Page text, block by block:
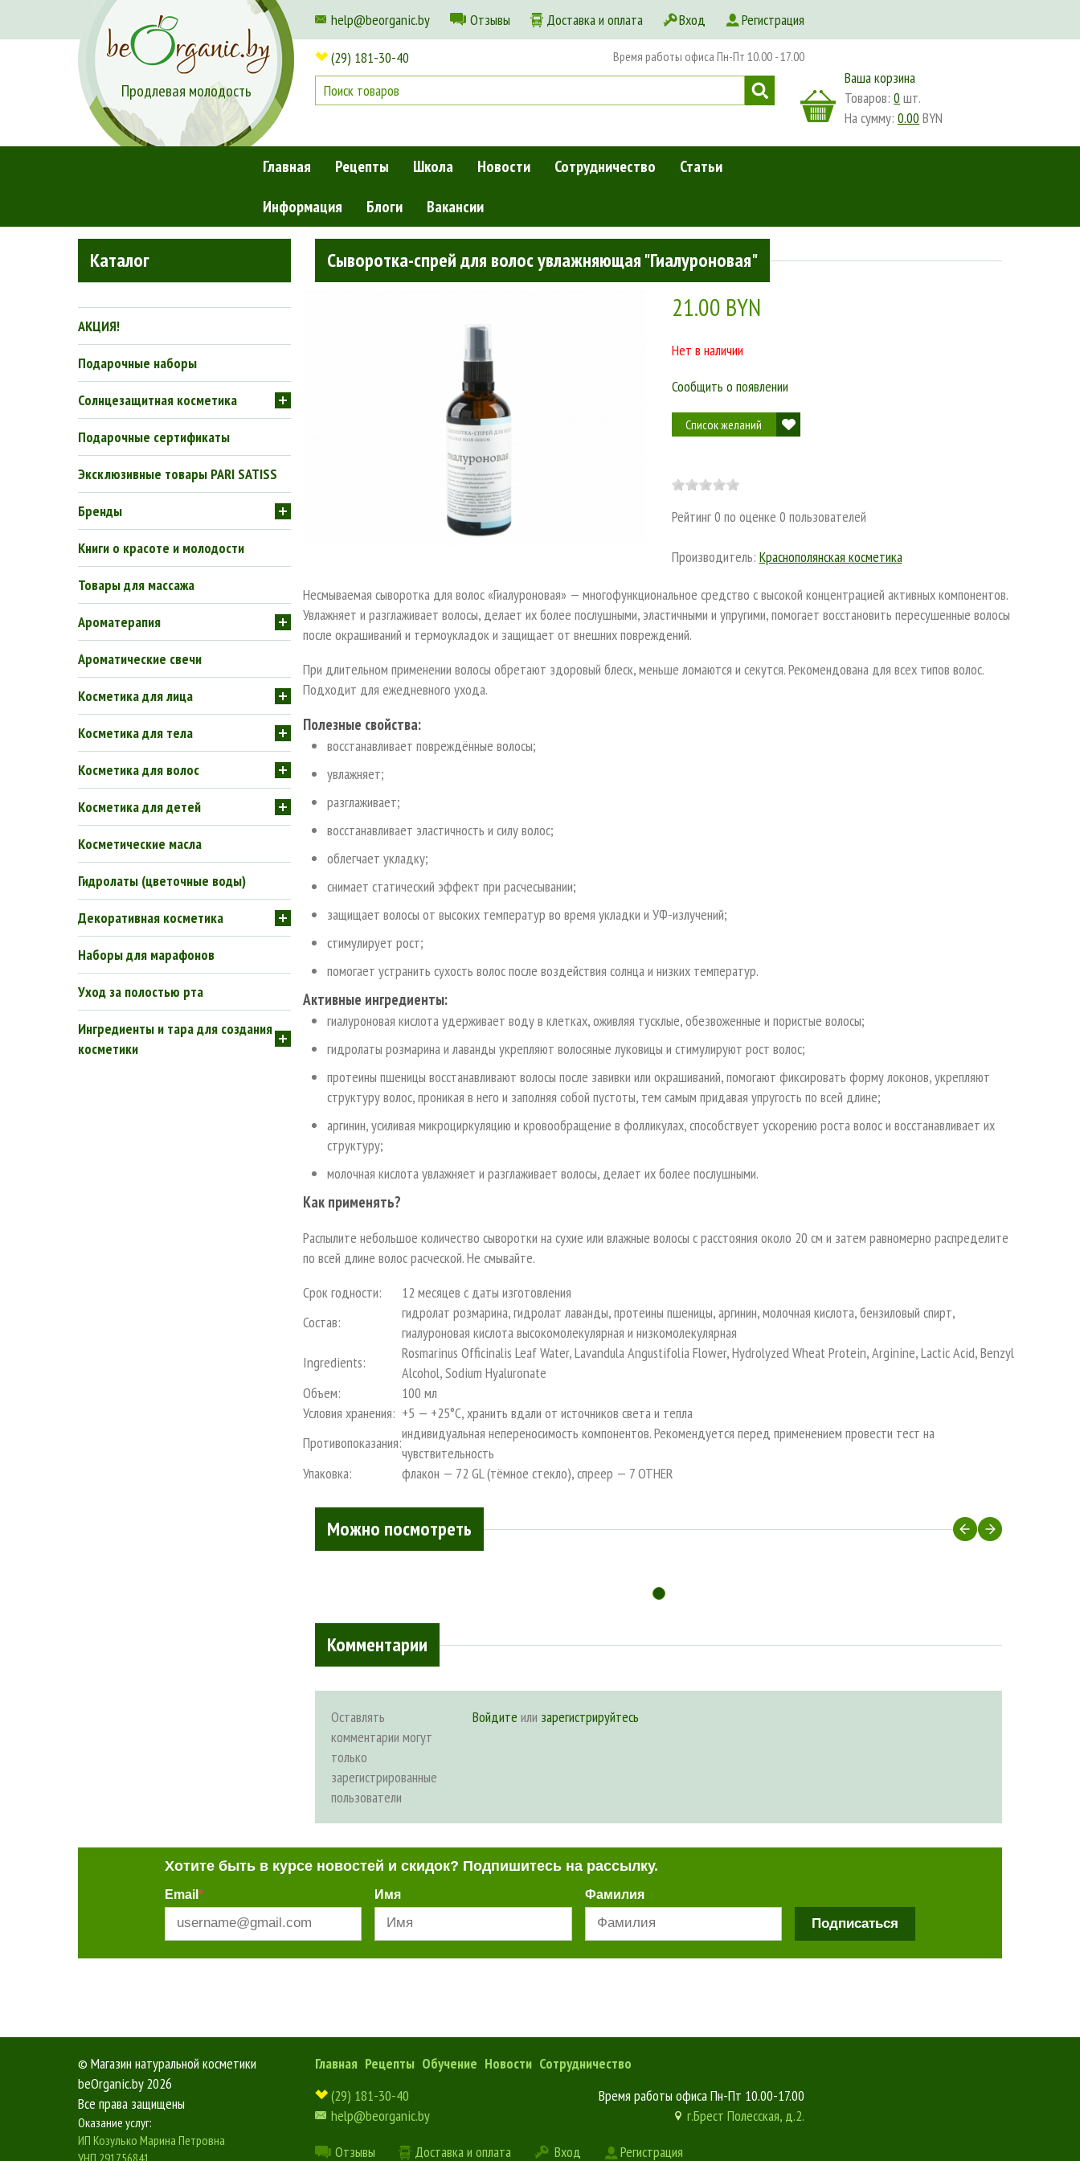
help@beorganic.by Отзывы Доставка и оплата Вход Регистрация
Продлевая молодость
(29) 181-30-40 Время работы офиса Пн-Пт 10.00 - 17.00
Ваша корзина
Товаров:0 шт.
На сумму:0.00 BYN
Главная Рецепты Школа Новости Сотрудничество
Статьи
Информация
Блоги Вакансии
Натуральные бальзамы и кондиционеры для волос
Каталог
АКЦИЯ!
Подарочные наборы
Солнцезащитная косметика
Подарочные сертификаты
Эксклюзивные товары PARI SATISS
Бренды
Книги о красоте и молодости
Товары для массажа
Ароматерапия
Ароматические свечи
Косметика для лица
Косметика для тела
Косметика для волос
Косметика для детей
Косметические масла
Гидролаты (цветочные воды)
Декоративная косметика
Наборы для марафонов
Уход за полостью рта
Ингредиенты и тара для создания
косметики
Сыворотка-спрей для волос увлажняющая "Гиалуроновая"
21.00 BYN
Нет в наличии
Сообщить о появлении
Список желаний
Рейтинг0 по оценке 0 пользователей
Производитель: Краснополянская косметика
Несмываемая сыворотка для волос «Гиалуроновая» — многофункциональное средство с высокой концентрацией активных компонентов.
Увлажняет и разглаживает волосы, делает их более послушными, эластичными и упругими, помогает восстановить пересушенные волосы
после окрашиваний и термоукладок и защищает от внешних повреждений.
При длительном применении волосы обретают здоровый блеск, меньше ломаются и секутся. Рекомендована для всех типов волос.
Подходит для ежедневного ухода.
Полезные свойства:
восстанавливает повреждённые волосы;
увлажняет;
разглаживает;
восстанавливает эластичность и силу волос;
облегчает укладку;
снимает статический эффект при расчесывании;
защищает волосы от высоких температур во время укладки и УФ-излучений;
стимулирует рост;
помогает устранить сухость волос после воздействия солнца и низких температур.
Активные ингредиенты:
гиалуроновая кислота удерживает воду в клетках, оживляя тусклые, обезвоженные и пористые волосы;
гидролаты розмарина и лаванды укрепляют волосяные луковицы и стимулируют рост волос;
протеины пшеницы восстанавливают волосы после завивки или окрашиваний, помогают фиксировать форму локонов, укрепляют
структуру волос, проникая в него и заполняя собой пустоты, тем самым придавая упругость по всей длине;
аргинин, усиливая микроциркуляцию и кровообращение в фолликулах, способствует ускорению роста волос и восстанавливает их
структуру;
молочная кислота увлажняет и разглаживает волосы, делает их более послушными.
Как применять?
Распылите небольшое количество сыворотки на сухие или влажные волосы с расстояния около 20 см и затем равномерно распределите
по всей длине волос расческой. Не смывайте.
Срок годности:
12 месяцев с даты изготовления
Состав:
гидролат розмарина, гидролат лаванды, протеины пшеницы, аргинин, молочная кислота, бензиловый спирт,
гиалуроновая кислота высокомолекулярная и низкомолекулярная
Ingredients:
Rosmarinus Officinalis Leaf Water, Lavandula Angustifolia Flower, Hydrolyzed Wheat Protein, Arginine, Lactic Acid, Benzyl
Alcohol, Sodium Hyaluronate
Объем:
100 мл
Условия хранения: +5 — +25°С, хранить вдали от источников света и тепла
Противопоказания:
индивидуальная непереносимость компонентов. Рекомендуется перед применением провести тест на
чувствительность
Упаковка:
флакон — 72 GL (тёмное стекло), спреер — 7 OTHER
Можно посмотреть
Комментарии
Оставлять
комментарии могут
только
зарегистрированные
пользователи
Войдите или зарегистрируйтесь
Хотите быть в курсе новостей и скидок? Подпишитесь на рассылку.
Email * Имя Фамилия
Подписаться
© Магазин натуральной косметики
beOrganic.by2026
Все права защищены
Оказание услуг:
ИП Козулько Марина Петровна
УНП 291756841
Главная Рецепты Обучение Новости Сотрудничество
(29) 181-30-40
Время работы офиса Пн-Пт 10.00-17.00
help@beorganic.by
г.Брест Полесская, д.2.
Отзывы
Доставка и оплата Вход Регистрация